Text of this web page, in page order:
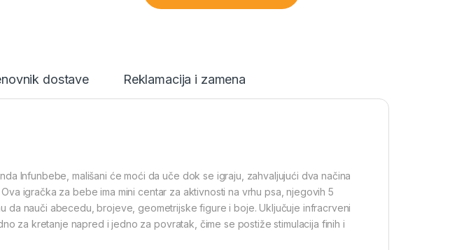
dostave Reklamacija i zamena
Infunbebe, mališani će moći da uče dok se igraju, zahvaljujući dva načina
igračka za bebe ima mini centar za aktivnosti na vrhu psa, njegovih 5
da nauči abecedu, brojeve, geometrijske figure i boje. Uključuje infracrveni
za kretanje napred i jedno za povratak, čime se postiže stimulacija finih i